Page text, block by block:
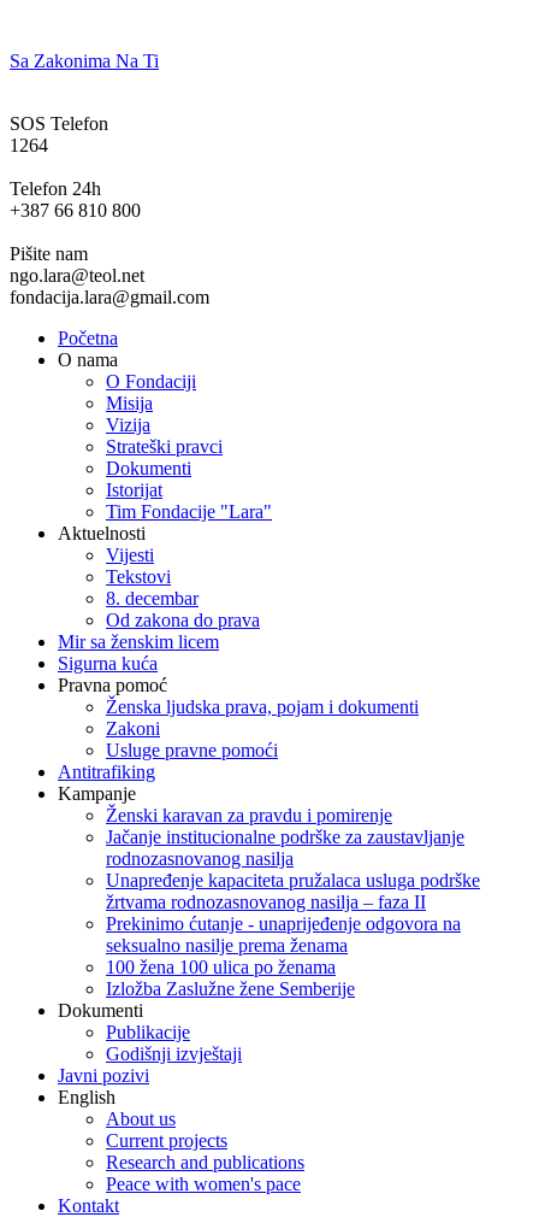
Sa Zakonima Na Ti
SOS Telefon
1264
Telefon 24h
+387 66 810 800
Pišite nam
ngo.lara@teol.net
fondacija.lara@gmail.com
Početna
O nama
O Fondaciji
Misija
Vizija
Strateški pravci
Dokumenti
Istorijat
Tim Fondacije "Lara"
Aktuelnosti
Vijesti
Tekstovi
8. decembar
Od zakona do prava
Mir sa ženskim licem
Sigurna kuća
Pravna pomoć
Ženska ljudska prava, pojam i dokumenti
Zakoni
Usluge pravne pomoći
Antitrafiking
Kampanje
Ženski karavan za pravdu i pomirenje
Jačanje institucionalne podrške za zaustavljanje
rodnozasnovanog nasilja
Unapređenje kapaciteta pružalaca usluga podrške
žrtvama rodnozasnovanog nasilja – faza II
Prekinimo ćutanje - unaprijeđenje odgovora na
seksualno nasilje prema ženama
100 žena 100 ulica po ženama
Izložba Zaslužne žene Semberije
Dokumenti
Publikacije
Godišnji izvještaji
Javni pozivi
English
About us
Current projects
Research and publications
Peace with women's pace
Kontakt